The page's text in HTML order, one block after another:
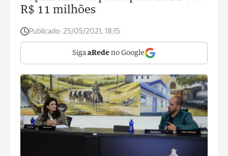
R$ 11 milhões
Publicado: 25/05/2021, 18:15
Siga aRede no Google